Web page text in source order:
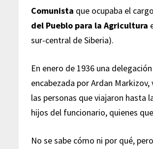
Comunista que ocupaba el
del Pueblo para la Agricultura
sur-central de Siberia).
En enero de 1936 una
encabezada por Ardan
las personas que viajaron hasta
hijos del funcionario, quienes
No se sabe cómo ni por qué,